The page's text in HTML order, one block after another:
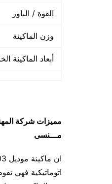
القوة / الباور
وزن الماكينة
أبعاد الماكينة
مميزات شركة
مـــنسى
اتوماتيكية فهي